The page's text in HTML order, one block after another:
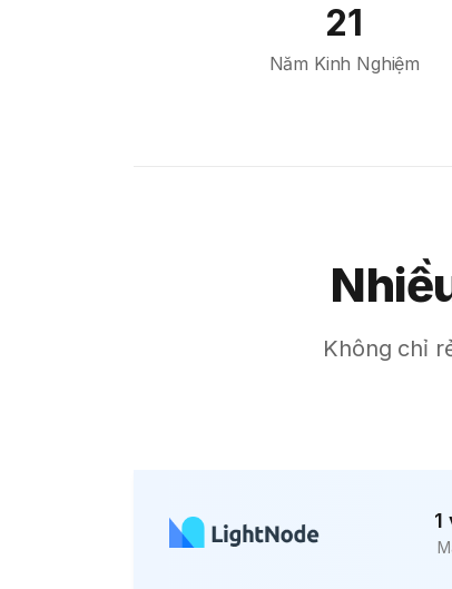
Buenos Aires
21
Năm Kinh Nghiệm
Không chỉ
1